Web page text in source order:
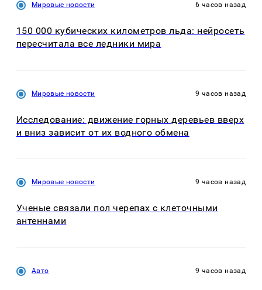
Мировые новости 6 часов назад
150 000 кубических километров льда: нейросеть
пересчитала все ледники мира
Мировые новости 9 часов назад
Исследование: движение горных деревьев вверх
и вниз зависит от их водного обмена
Мировые новости 9 часов назад
Ученые связали пол черепах с клеточными
антеннами
Авто 9 часов назад